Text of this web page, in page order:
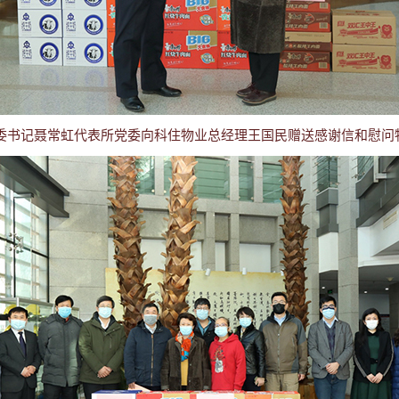
书记聂常虹代表所党委向科住物业总经理王国民赠送感谢信和慰问